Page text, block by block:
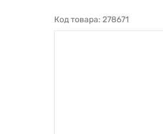
Код товара: 278671